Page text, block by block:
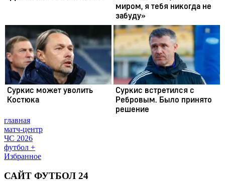
главная
матч-центр
ЧС 2026
футбол +
Избранное
САЙТ ФУТБОЛ 24